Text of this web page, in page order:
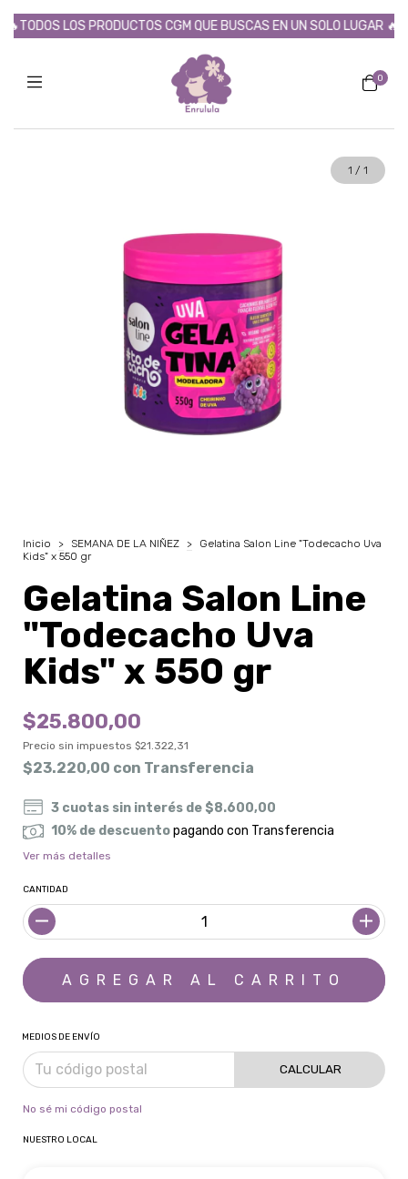
LOS PRODUCTOS CGM QUE BUSCAS EN UN SOLO LUGAR 🔥
0
1 / 1
Inicio > SEMANA DE LA NIÑEZ >
Gelatina Salon Line "Todecacho Uva
Kids" x 550 gr
Gelatina Salon Line
"Todecacho Uva
Kids" x 550 gr
$25.800,00
Precio sin impuestos $21.322,31
$23.220,00 con Transferencia
3 cuotas sin interés de$8.600,00
10% de descuentopagando con Transferencia
Ver más detalles
CANTIDAD
MEDIOS DE ENVÍO
CALCULAR
No sé mi código postal
NUESTRO LOCAL